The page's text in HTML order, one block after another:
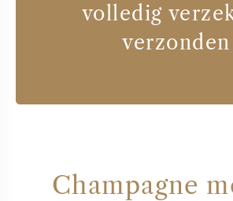
volledig
verzonden
Champagne